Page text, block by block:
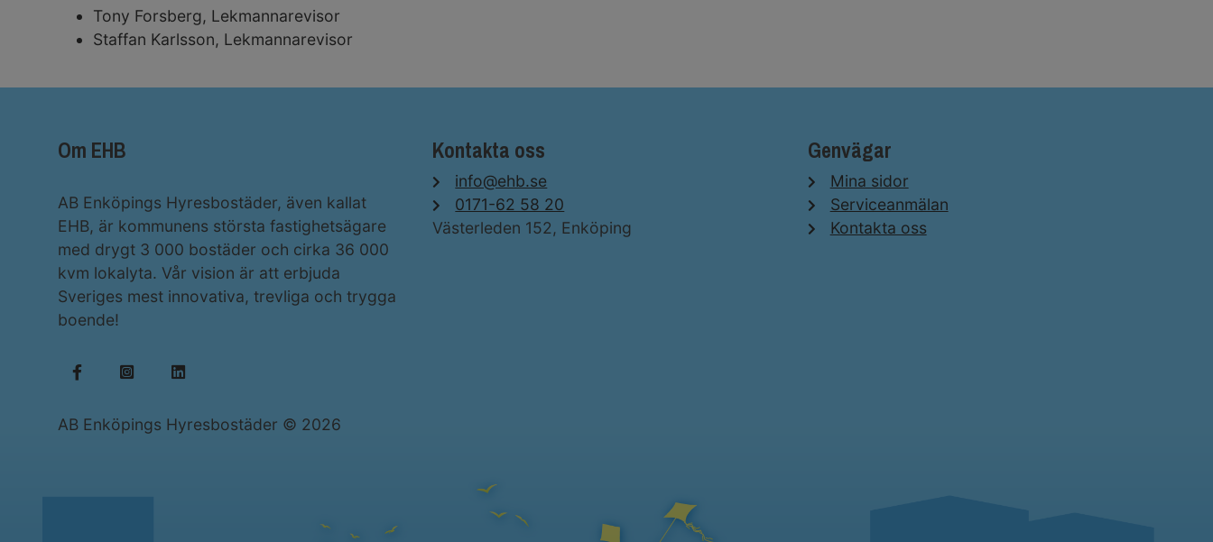
Tony Forsberg, Lekmannarevisor
Staffan Karlsson, Lekmannarevisor
Om EHB
AB Enköpings Hyresbostäder, även kallat
EHB, är kommunens största fastighetsägare
med drygt 3 000 bostäder och cirka 36 000
kvm lokalyta. Vår vision är att erbjuda
Sveriges mest innovativa, trevliga och trygga
boende!
AB Enköpings Hyresbostäder © 2026
Kontakta oss
info@ehb.se
0171-62 58 20
Västerleden 152, Enköping
Genvägar
Mina sidor
Serviceanmälan
Kontakta oss